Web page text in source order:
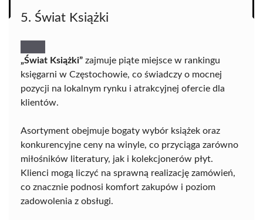
5. Świat Książki
„Świat Książki” zajmuje piąte miejsce w rankingu
księgarni w Częstochowie, co świadczy o mocnej
pozycji na lokalnym rynku i atrakcyjnej ofercie dla
klientów.
Asortyment obejmuje bogaty wybór książek oraz
konkurencyjne ceny na winyle, co przyciąga zarówno
miłośników literatury, jak i kolekcjonerów płyt.
Klienci mogą liczyć na sprawną realizację zamówień,
co znacznie podnosi komfort zakupów i poziom
zadowolenia z obsługi.